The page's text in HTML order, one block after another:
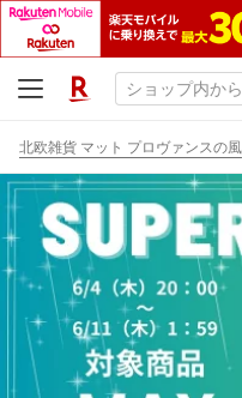
北欧雑貨 マット プロヴァンスの風